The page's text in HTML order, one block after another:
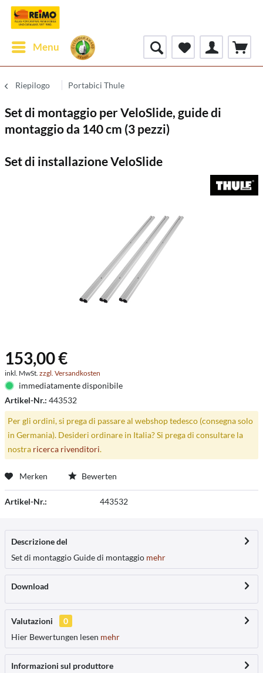
Menu
Riepilogo Portabici Thule
Set di montaggio per VeloSlide, guide di
montaggio da 140 cm (3 pezzi)
Set di installazione VeloSlide
153,00 €
inkl. MwSt. zzgl. Versandkosten
immediatamente disponibile
Artikel-Nr.: 443532
Per gli ordini, si prega di passare al webshop tedesco (consegna solo
in Germania). Desideri ordinare in Italia? Si prega di consultare la
nostra ricerca rivenditori.
Merken Bewerten
Artikel-Nr.: 443532
Descrizione del
Set di montaggio Guide di montaggio mehr
Download
Valutazioni
0
Hier Bewertungen lesen mehr
Informazioni sul produttore